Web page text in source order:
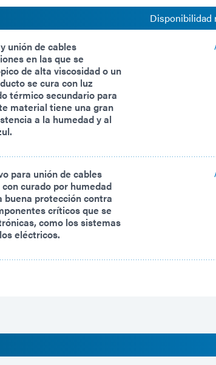
Disponibilidad
unión de cables
en las que se
de alta viscosidad o un
se cura con luz
térmico secundario para
material tiene una gran
a la humedad y al
para unión de cables
curado por humedad
buena protección contra
críticos que se
como los sistemas
eléctricos.